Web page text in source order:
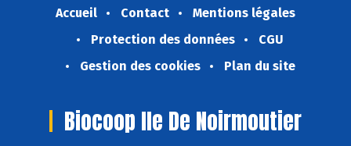
Accueil Contact
Mentions légales
Protection des données
CGU
Gestion des cookies
Plan du site
Biocoop Ile De Noirmoutier